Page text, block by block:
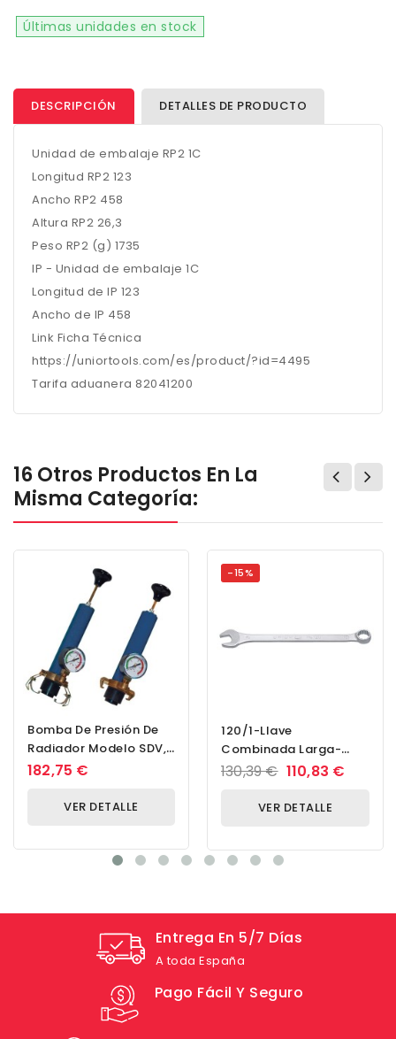
Últimas unidades en stock
DESCRIPCIÓN DETALLES DE PRODUCTO
Unidad de embalaje RP2 1C
Longitud RP2 123
Ancho RP2 458
Altura RP2 26,3
Peso RP2 (g) 1735
IP - Unidad de embalaje 1C
Longitud de IP 123
Ancho de IP 458
Link Ficha Técnica
https://uniortools.com/es/product/?id=4495
Tarifa aduanera 82041200
16 Otros Productos En La
Misma Categoría:
Bomba De Presión De
Radiador Modelo SDV,
Cierre De Bayoneta,
182,75 €
VER DETALLE
-15%
120/1-Llave
Combinada Larga-
1.13/16
130,39 € 110,83 €
VER DETALLE
Entrega En 5/7 Días
A toda España
Pago Fácil Y Seguro